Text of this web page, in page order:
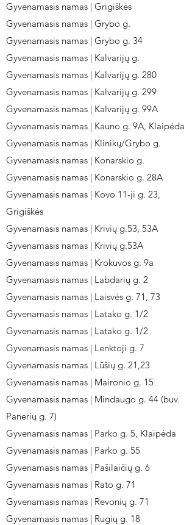
Gyvenamasis namas | Grigiškės
Gyvenamasis namas | Grybo g.
Gyvenamasis namas | Grybo g. 34
Gyvenamasis namas | Kalvarijų g.
Gyvenamasis namas | Kalvarijų g. 280
Gyvenamasis namas | Kalvarijų g. 299
Gyvenamasis namas | Kalvarijų g. 99A
Gyvenamasis namas | Kauno g. 9A, Klaipėda
Gyvenamasis namas | Klinikų/Grybo g.
Gyvenamasis namas | Konarskio g.
Gyvenamasis namas | Konarskio g. 28A
Gyvenamasis namas | Kovo 11-ji g. 23,
Grigiškės
Gyvenamasis namas | Krivių g.53, 53A
Gyvenamasis namas | Krivių g.53A
Gyvenamasis namas | Krokuvos g. 9a
Gyvenamasis namas | Labdarių g. 2
Gyvenamasis namas | Laisvės g. 71, 73
Gyvenamasis namas | Latako g. 1/2
Gyvenamasis namas | Latako g. 1/2
Gyvenamasis namas | Lenktoji g. 7
Gyvenamasis namas | Lūšių g. 21,23
Gyvenamasis namas | Maironio g. 15
Gyvenamasis namas | Mindaugo g. 44 (buv.
Panerių g. 7)
Gyvenamasis namas | Parko g. 5, Klaipėda
Gyvenamasis namas | Parko g. 55
Gyvenamasis namas | Pašilaičių g. 6
Gyvenamasis namas | Rato g. 71
Gyvenamasis namas | Revonių g. 71
Gyvenamasis namas | Rugių g. 18